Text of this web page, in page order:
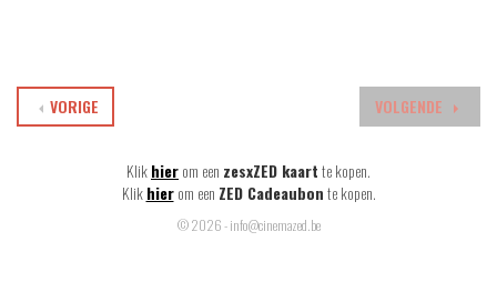
VOLGENDE
VORIGE
Klikhierom een zesxZED kaartte kopen.
Klik hier om een ZED Cadeaubonte kopen.
© 2026 - info@cinemazed.be